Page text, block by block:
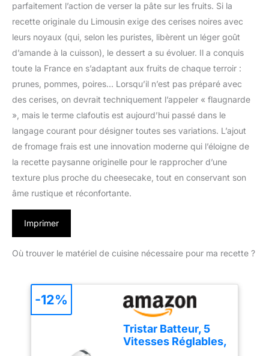
parfaitement l’action de verser la pâte sur les fruits. Si la
recette originale du Limousin exige des cerises noires avec
leurs noyaux (qui, selon les puristes, libèrent un léger goût
d’amande à la cuisson), le dessert a su évoluer. Il a conquis
toute la France en s’adaptant aux fruits de chaque terroir :
prunes, pommes, poires… Lorsqu’il n’est pas préparé avec
des cerises, on devrait techniquement l’appeler « flaugnarde
», mais le terme clafoutis est aujourd’hui passé dans le
langage courant pour désigner toutes ses variations. L’ajout
de fromage frais est une innovation moderne qui l’éloigne de
la recette paysanne originelle pour le rapprocher d’une
texture plus proche du cheesecake, tout en conservant son
âme rustique et réconfortante.
Imprimer
Où trouver le matériel de cuisine nécessaire pour ma recette ?
Tristar Batteur, 5
Vitesses Réglables,
-12%